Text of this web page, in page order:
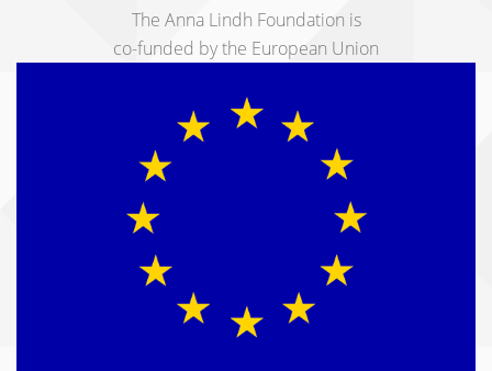
The Anna Lindh Foundation is
co-funded by the European Union